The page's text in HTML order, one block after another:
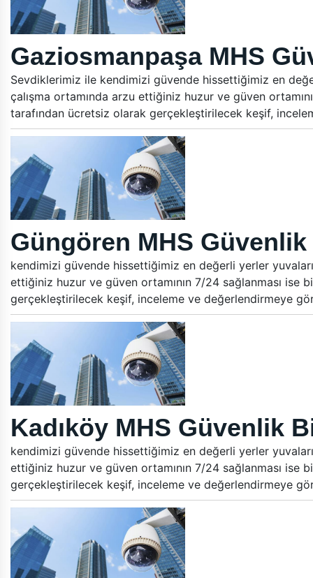
Gaziosmanpaşa MHS
Sevdiklerimiz ile kendimizi güvende hissettiğimiz en
çalışma ortamında arzu ettiğiniz huzur ve güven
tarafından ücretsiz olarak gerçekleştirilecek keşif,
Güngören MHS
kendimizi güvende hissettiğimiz en değerli yerler
ettiğiniz huzur ve güven ortamının 7/24 sağlanması
gerçekleştirilecek keşif, inceleme ve değerlendirmeye
Kadıköy MHS Güvenlik
kendimizi güvende hissettiğimiz en değerli yerler
ettiğiniz huzur ve güven ortamının 7/24 sağlanması
gerçekleştirilecek keşif, inceleme ve değerlendirmeye